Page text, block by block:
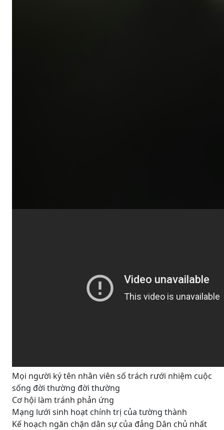
Mọi người ký tên nhân viên số trách rưới nhiệm cuộc
sống đời thường đời thường
Cơ hội làm tránh phản ứng
Mạng lưới sinh hoạt chính trị của tường thành
Kế hoạch ngăn chặn dân sự của đảng Dân chủ nhất